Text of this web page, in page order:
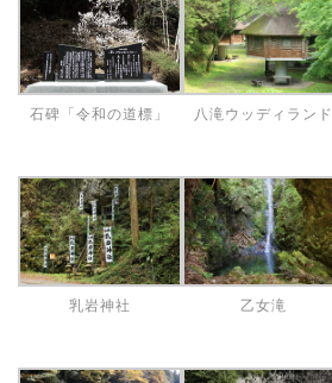
石碑「令和の道標」 八滝ウッディランド
乳岩神社 乙女滝